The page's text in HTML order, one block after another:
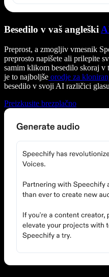
Besedilo v vaš angleški
Preprost, a zmogljiv vmesnik
preprosto napišete ali prilepite
samim klikom besedilo skoraj
je to najboljše orodje za
besedilo v svoji AI različici
Preizkusite brezplačno